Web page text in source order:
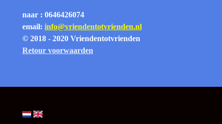
naar : 0646426074
email: info@vriendentotvrienden.nl
© 2018 - 2020 Vriendentotvrienden
Retour voorwaarden